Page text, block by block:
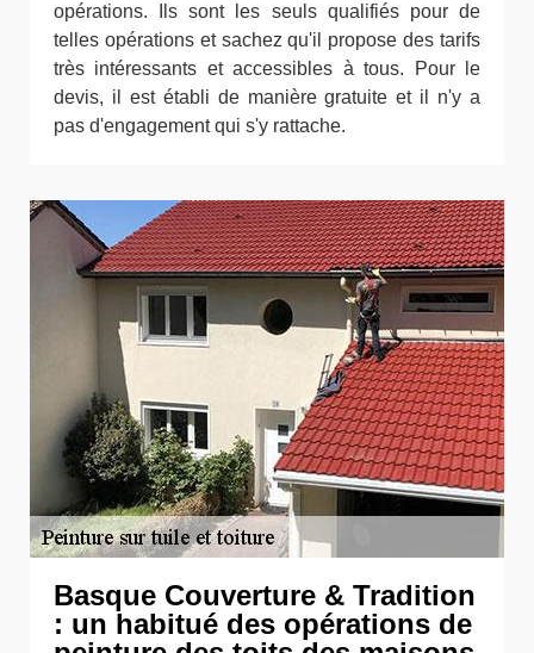
opérations. Ils sont les seuls qualifiés pour de
telles opérations et sachez qu'il propose des tarifs
très intéressants et accessibles à tous. Pour le
devis, il est établi de manière gratuite et il n'y a
pas d'engagement qui s'y rattache.
Basque Couverture & Tradition
: un habitué des opérations de